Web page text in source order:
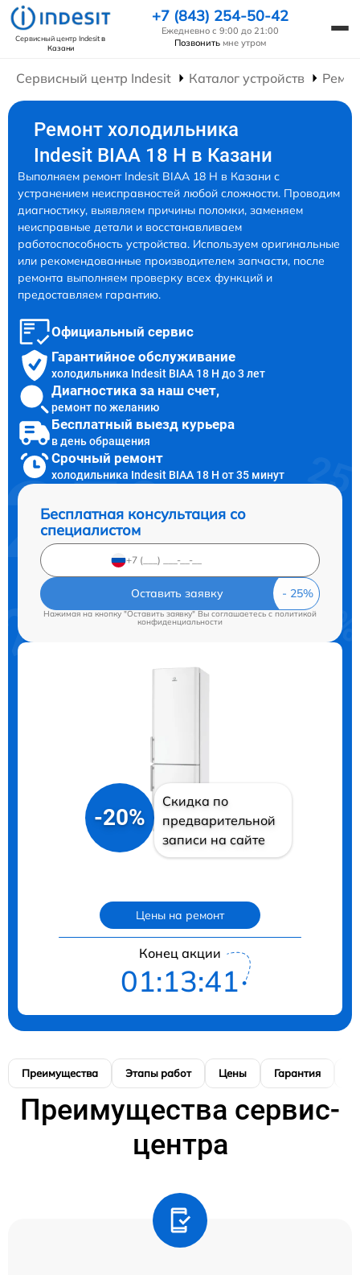
Сервисный центр Indesitв
Казани
+7 (843) 254-50-42
Ежедневно с 9:00 до 21:00
Позвонить мне утром
Сервисный центр Indesit Каталог устройств
Ремонт холодильника
Indesit BIAA 18 H в Казани
Выполняем ремонт Indesit BIAA 18 H в Казани с
устранением неисправностей любой сложности. Проводим
диагностику, выявляем причины поломки, заменяем
неисправные детали и восстанавливаем
работоспособность устройства. Используем оригинальные
или рекомендованные производителем запчасти, после
ремонта выполняем проверку всех функций и
предоставляем гарантию.
Официальный сервис
Гарантийное обслуживание
холодильника Indesit BIAA 18 H до 3 лет
Диагностика за наш счет,
ремонт по желанию
Бесплатный выезд курьера
в день обращения
Срочный ремонт
холодильника Indesit BIAA 18 H от 35 минут
Бесплатная консультация со
специалистом
Оставить заявку
Нажимая на кнопку "Оставить заявку" Вы соглашаетесь cполитикой
конфиденциальности
-20%
Скидка по
предварительной
записи на сайте
Цены на ремонт
Конец акции
01:13:40
Преимущества Этапы работ Цены Гарантия
Преимущества сервис-
центра